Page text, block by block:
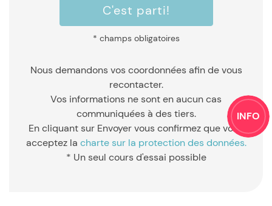
* champs obligatoires
Nous demandons vos coordonnées afin de vous
recontacter.
Vos informations ne sont en aucun cas
communiquées à des tiers.
En cliquant sur Envoyer vous confirmez que vous
acceptez la charte sur la protection des données.
* Un seul cours d'essai possible
INFO